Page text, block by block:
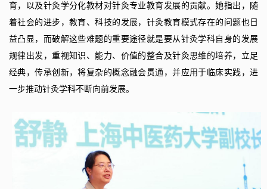
育，以及针灸学分化教材对针灸专业教育发展的贡献。她指出，随
着社会的进步，教育、科技的发展，针灸教育模式存在的问题也日
益凸显，而破解这些难题的重要途径就是要从针灸学科自身的发展
规律出发，重视知识、能力、价值的整合及针灸思维的培养，立足
经典，传承创新，将复杂的概念融会贯通，并应用于临床实践，进
一步推动针灸学科不断向前发展。